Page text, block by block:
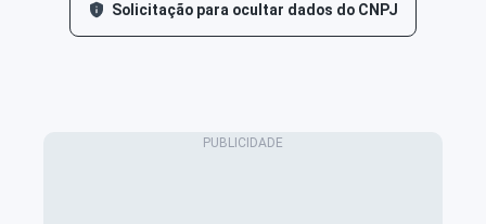
Solicitação para ocultar dados do CNPJ